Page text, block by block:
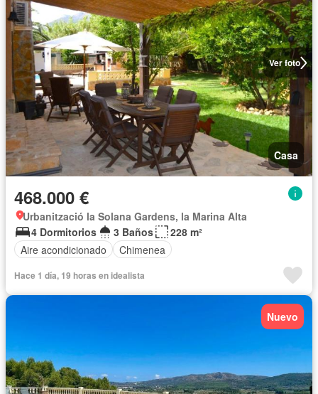
Ver foto
Casa
468.000 €
Urbanització la Solana Gardens, la Marina Alta
4 Dormitorios
3 Baños
228 m²
Aire acondicionado
Chimenea
Hace 1 día, 19 horas en idealista
Nuevo